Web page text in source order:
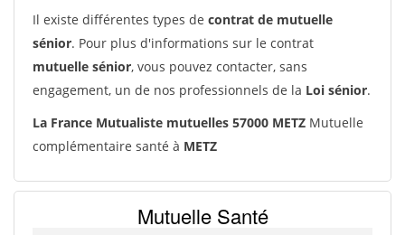
Il existe différentes types de contrat de mutuelle
sénior. Pour plus d'informations sur le contrat
mutuelle sénior, vous pouvez contacter, sans
engagement, un de nos professionnels de la Loi sénior.
La France Mutualiste mutuelles 57000 METZ Mutuelle
complémentaire santé à METZ